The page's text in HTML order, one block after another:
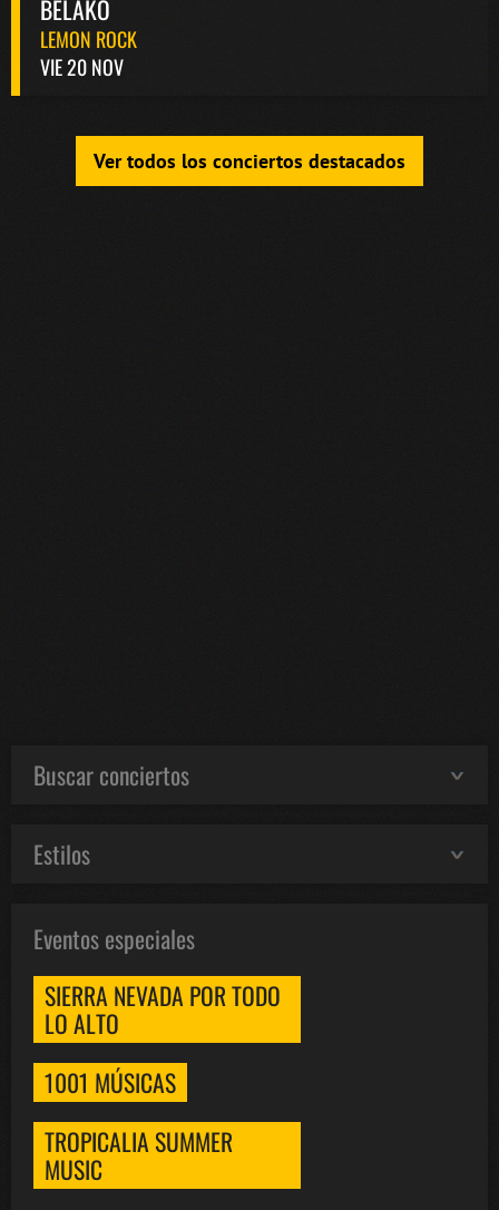
BELAKO
LEMON ROCK
VIE 20 NOV
Ver todos los conciertos destacados
Buscar conciertos
Estilos
Eventos especiales
SIERRA NEVADA POR TODO
LO ALTO
1001 MÚSICAS
TROPICALIA SUMMER
MUSIC